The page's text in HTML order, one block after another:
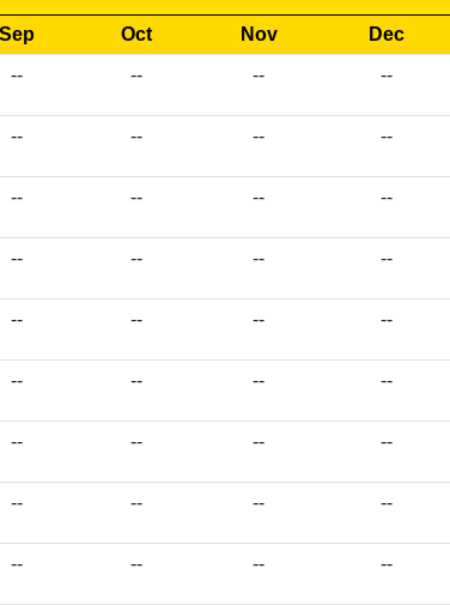
Sep Oct Nov
Dec
-- -- -- --
-- -- -- --
-- -- -- --
-- -- -- --
-- -- -- --
-- -- -- --
-- -- -- --
-- -- -- --
-- -- -- --